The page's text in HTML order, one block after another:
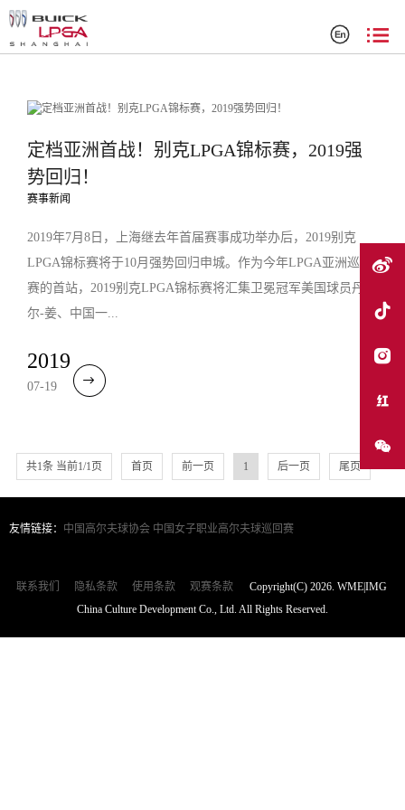
定档亚洲首战！别克LPGA锦标赛，2019强
势回归！
赛事新闻
2019年7月8日，上海继去年首届赛事成功举办后，2019别克
LPGA锦标赛将于10月强势回归申城。作为今年LPGA亚洲巡回
赛的首站，2019别克LPGA锦标赛将汇集卫冕冠军美国球员丹妮
尔-姜、中国一...
2019
07-19
共1条 当前1/1页 首页 前一页 1 后一页 尾页
友情链接： 中国高尔夫球协会 中国女子职业高尔夫球巡回赛
联系我们 隐私条款 使用条款 观赛条款
Copyright(C) 2026. WME|IMG
China Culture Development Co., Ltd. All Rights Reserved.